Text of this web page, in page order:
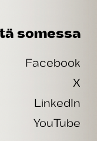
somessa
Facebook
X
LinkedIn
YouTube